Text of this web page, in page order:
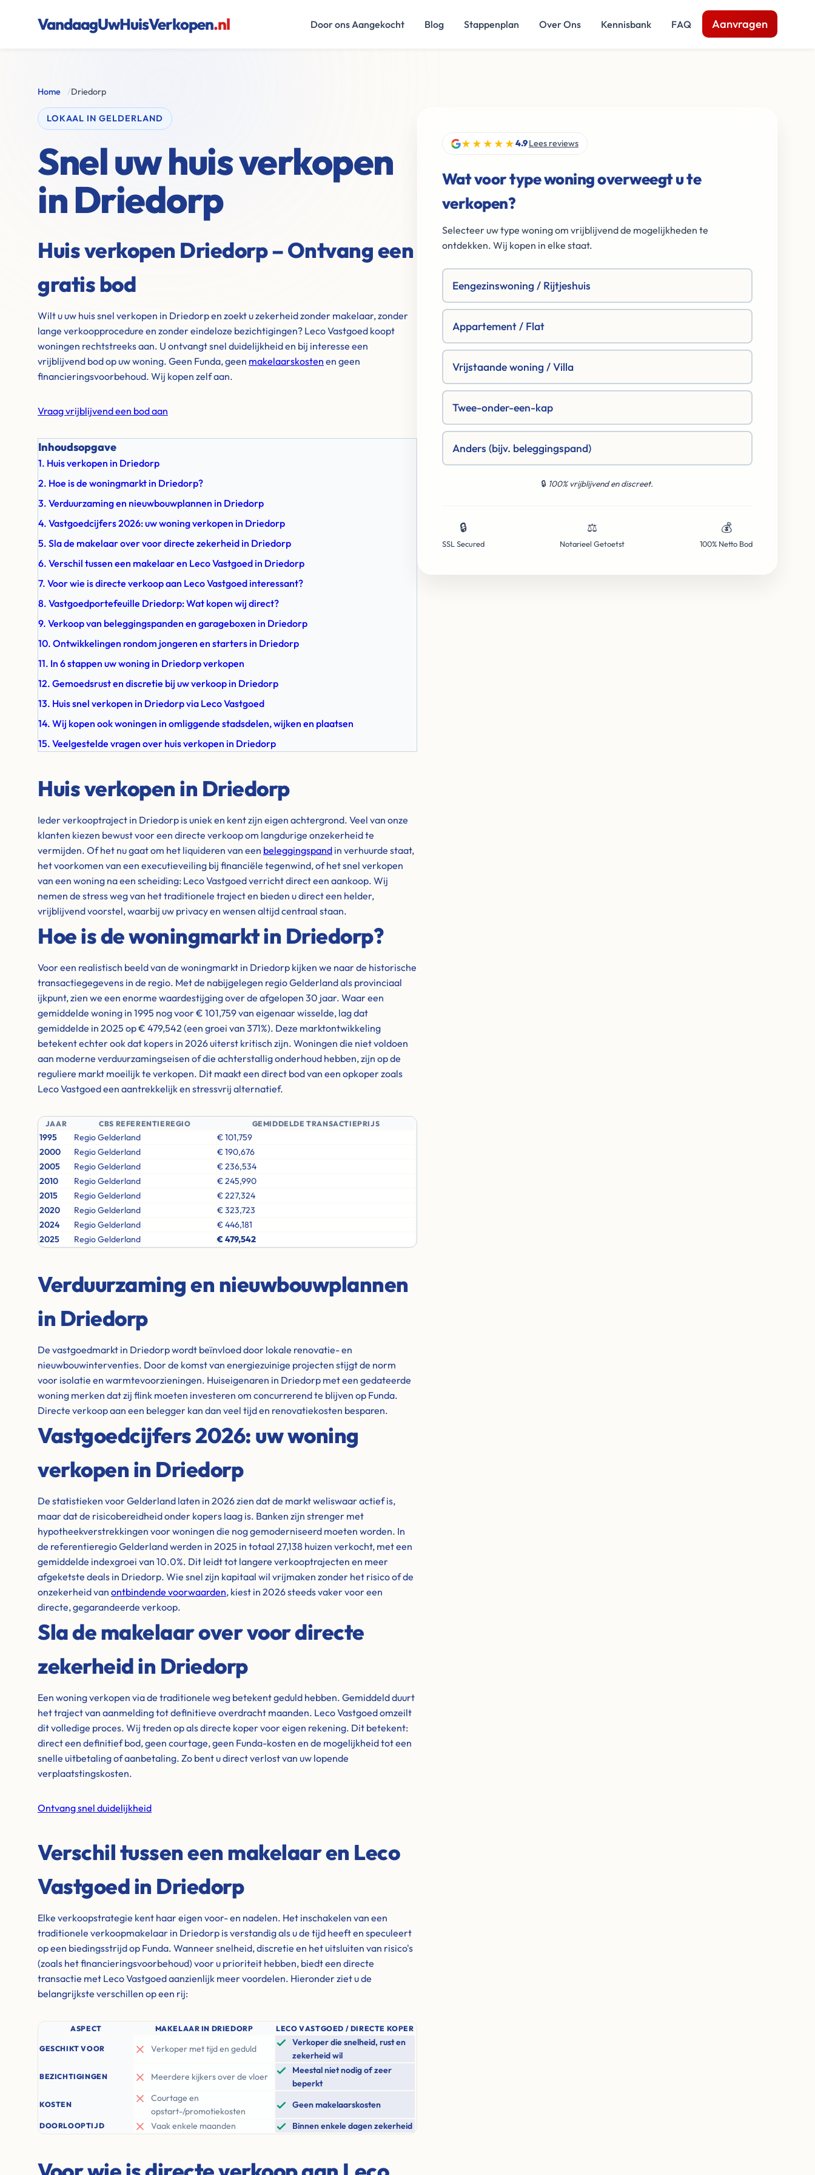
VandaagUwHuisVerkopen.nl Door ons Aangekocht Blog Stappenplan Over Ons Kennisbank FAQ Aanvragen
Home /Driedorp
LOKAAL IN GELDERLAND
Snel uw huis verkopen
in Driedorp
Huis verkopen Driedorp – Ontvang een
gratis bod
Wilt u uw huis snel verkopen in Driedorp en zoekt u zekerheid zonder makelaar, zonder
lange verkoopprocedure en zonder eindeloze bezichtigingen? Leco Vastgoed koopt
woningen rechtstreeks aan. U ontvangt snel duidelijkheid en bij interesse een
vrijblijvend bod op uw woning. Geen Funda, geen makelaarskosten en geen
financieringsvoorbehoud. Wij kopen zelf aan.
Vraag vrijblijvend een bod aan
Inhoudsopgave
1. Huis verkopen in Driedorp
2. Hoe is de woningmarkt in Driedorp?
3. Verduurzaming en nieuwbouwplannen in Driedorp
4. Vastgoedcijfers 2026: uw woning verkopen in Driedorp
5. Sla de makelaar over voor directe zekerheid in Driedorp
6. Verschil tussen een makelaar en Leco Vastgoed in Driedorp
7. Voor wie is directe verkoop aan Leco Vastgoed interessant?
8. Vastgoedportefeuille Driedorp: Wat kopen wij direct?
9. Verkoop van beleggingspanden en garageboxen in Driedorp
10. Ontwikkelingen rondom jongeren en starters in Driedorp
11. In 6 stappen uw woning in Driedorp verkopen
12. Gemoedsrust en discretie bij uw verkoop in Driedorp
13. Huis snel verkopen in Driedorp via Leco Vastgoed
14. Wij kopen ook woningen in omliggende stadsdelen, wijken en plaatsen
15. Veelgestelde vragen over huis verkopen in Driedorp
Huis verkopen in Driedorp
Ieder verkooptraject in Driedorp is uniek en kent zijn eigen achtergrond. Veel van onze
klanten kiezen bewust voor een directe verkoop om langdurige onzekerheid te
vermijden. Of het nu gaat om het liquideren van een beleggingspand in verhuurde staat,
het voorkomen van een executieveiling bij financiële tegenwind, of het snel verkopen
van een woning na een scheiding: Leco Vastgoed verricht direct een aankoop. Wij
nemen de stress weg van het traditionele traject en bieden u direct een helder,
vrijblijvend voorstel, waarbij uw privacy en wensen altijd centraal staan.
Hoe is de woningmarkt in Driedorp?
Voor een realistisch beeld van de woningmarkt in Driedorp kijken we naar de historische
transactiegegevens in de regio. Met de nabijgelegen regio Gelderland als provinciaal
ijkpunt, zien we een enorme waardestijging over de afgelopen 30 jaar. Waar een
gemiddelde woning in 1995 nog voor € 101,759 van eigenaar wisselde, lag dat
gemiddelde in 2025 op € 479,542 (een groei van 371%). Deze marktontwikkeling
betekent echter ook dat kopers in 2026 uiterst kritisch zijn. Woningen die niet voldoen
aan moderne verduurzamingseisen of die achterstallig onderhoud hebben, zijn op de
reguliere markt moeilijk te verkopen. Dit maakt een direct bod van een opkoper zoals
Leco Vastgoed een aantrekkelijk en stressvrij alternatief.
JAAR CBS REFERENTIEREGIO GEMIDDELDE TRANSACTIEPRIJS
1995 Regio Gelderland
€ 101,759
2000
Regio Gelderland
€ 190,676
2005
Regio Gelderland
€ 236,534
2010
Regio Gelderland
€ 245,990
2015
Regio Gelderland
€ 227,324
2020
Regio Gelderland
€ 323,723
2024
Regio Gelderland
€ 446,181
2025
Regio Gelderland € 479,542
Verduurzaming en nieuwbouwplannen
in Driedorp
De vastgoedmarkt in Driedorp wordt beïnvloed door lokale renovatie- en
nieuwbouwinterventies. Door de komst van energiezuinige projecten stijgt de norm
voor isolatie en warmtevoorzieningen. Huiseigenaren in Driedorp met een gedateerde
woning merken dat zij flink moeten investeren om concurrerend te blijven op Funda.
Directe verkoop aan een belegger kan dan veel tijd en renovatiekosten besparen.
Vastgoedcijfers 2026: uw woning
verkopen in Driedorp
De statistieken voor Gelderland laten in 2026 zien dat de markt weliswaar actief is,
maar dat de risicobereidheid onder kopers laag is. Banken zijn strenger met
hypotheekverstrekkingen voor woningen die nog gemoderniseerd moeten worden. In
de referentieregio Gelderland werden in 2025 in totaal 27,138 huizen verkocht, met een
gemiddelde indexgroei van 10.0%. Dit leidt tot langere verkooptrajecten en meer
afgeketste deals in Driedorp. Wie snel zijn kapitaal wil vrijmaken zonder het risico of de
onzekerheid van ontbindende voorwaarden, kiest in 2026 steeds vaker voor een
directe, gegarandeerde verkoop.
Sla de makelaar over voor directe
zekerheid in Driedorp
Een woning verkopen via de traditionele weg betekent geduld hebben. Gemiddeld duurt
het traject van aanmelding tot definitieve overdracht maanden. Leco Vastgoed omzeilt
dit volledige proces. Wij treden op als directe koper voor eigen rekening. Dit betekent:
direct een definitief bod, geen courtage, geen Funda-kosten en de mogelijkheid tot een
snelle uitbetaling of aanbetaling. Zo bent u direct verlost van uw lopende
verplaatstingskosten.
Ontvang snel duidelijkheid
Verschil tussen een makelaar en Leco
Vastgoed in Driedorp
Elke verkoopstrategie kent haar eigen voor- en nadelen. Het inschakelen van een
traditionele verkoopmakelaar in Driedorp is verstandig als u de tijd heeft en speculeert
op een biedingsstrijd op Funda. Wanneer snelheid, discretie en het uitsluiten van risico's
(zoals het financieringsvoorbehoud) voor u prioriteit hebben, biedt een directe
transactie met Leco Vastgoed aanzienlijk meer voordelen. Hieronder ziet u de
belangrijkste verschillen op een rij:
ASPECT MAKELAAR IN DRIEDORP LECO VASTGOED / DIRECTE KOPER
GESCHIKT VOOR Verkoper met tijd en geduld
Verkoper die snelheid, rust en
zekerheid wil
BEZICHTIGINGEN Meerdere kijkers over de vloer
Meestal niet nodig of zeer
beperkt
KOSTEN
Courtage en
opstart-/promotiekosten
Geen makelaarskosten
DOORLOOPTIJD Vaak enkele maanden Binnen enkele dagen zekerheid
★★★★★4.9Lees reviews
Wat voor type woning overweegt u te
verkopen?
Selecteer uw type woning om vrijblijvend de mogelijkheden te
ontdekken. Wij kopen in elke staat.
Eengezinswoning / Rijtjeshuis
Appartement / Flat
Vrijstaande woning / Villa
Twee-onder-een-kap
Anders (bijv. beleggingspand)
🔒 100% vrijblijvend en discreet.
🔒
SSL Secured
⚖️
Notarieel Getoetst
💰
100% Netto Bod